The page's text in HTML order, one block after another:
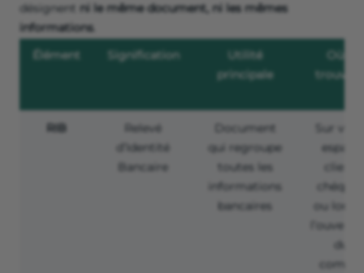
désignent ni le même document, ni les mêmes
informations.
Élément
Signification
Utilité
principale
Où le
trouver
RIB
Relevé
d’Identité
Bancaire
Document
qui regroupe
toutes les
informations
bancaires
Sur
espace
client,
ou lors
du
compte